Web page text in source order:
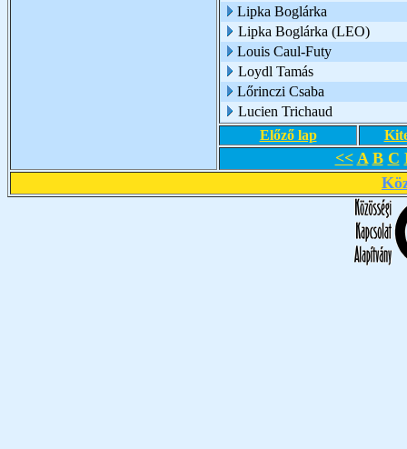
Lipka Boglárka
Lipka Boglárka (LEO)
Louis Caul-Futy
Loydl Tamás
Lőrinczi Csaba
Lucien Trichaud
Előző lap
<< A B C